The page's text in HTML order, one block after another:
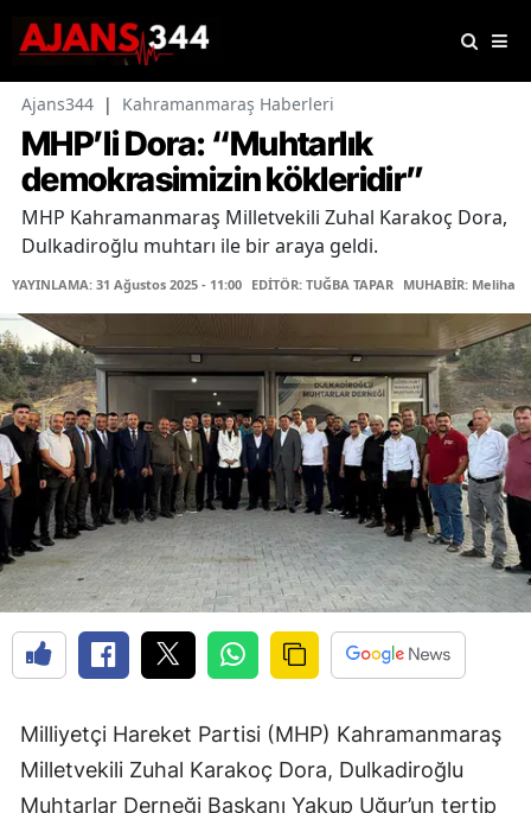
Ajans344 | Kahramanmaraş Haberleri
MHP’li Dora: “Muhtarlık
demokrasimizin kökleridir”
MHP Kahramanmaraş Milletvekili Zuhal Karakoç Dora,
Dulkadiroğlu muhtarı ile bir araya geldi.
YAYINLAMA: 31 Ağustos 2025 - 11:00 EDİTÖR: TUĞBA TAPAR MUHABİR: Meliha
Milliyetçi Hareket Partisi (MHP) Kahramanmaraş
Milletvekili Zuhal Karakoç Dora, Dulkadiroğlu
Muhtarlar Derneği Başkanı Yakup Uğur’un tertip